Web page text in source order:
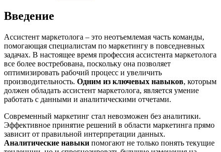
Введение
Ассистент маркетолога – это неотъемлемая часть команды,
помогающая специалистам по маркетингу в повседневных
задачах. В настоящее время профессия ассистента маркетолога
все более востребована, поскольку она позволяет
оптимизировать рабочий процесс и увеличить
производительность. Одним из ключевых навыков, которым
должен обладать ассистент маркетолога, является умение
работать с данными и аналитическими отчетами.
Современный маркетинг стал невозможен без аналитики.
Эффективное принятие решений в области маркетинга прямо
зависит от правильной интерпретации данных.
Аналитические навыки помогают не только понять текущие